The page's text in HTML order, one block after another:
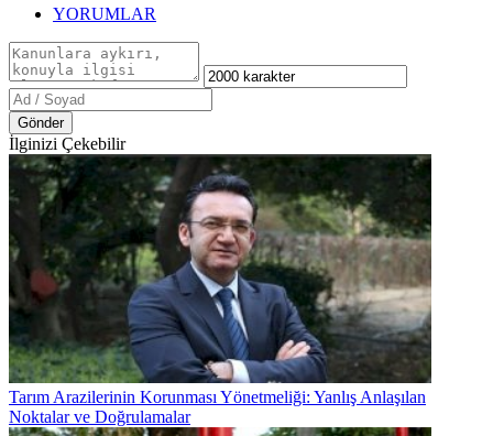
YORUMLAR
Gönder
İlginizi Çekebilir
Tarım Arazilerinin Korunması Yönetmeliği: Yanlış Anlaşılan
Noktalar ve Doğrulamalar